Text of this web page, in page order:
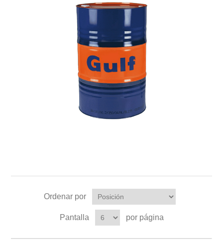
Ordenar por
Pantalla por página